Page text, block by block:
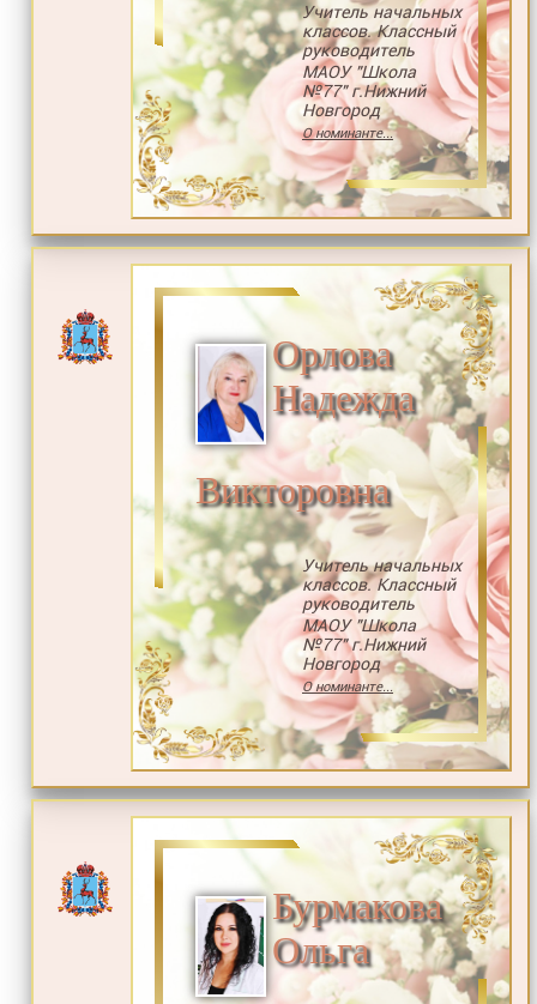
Учитель начальных
классов. Классный
руководитель
МАОУ "Школа
№77" г.Нижний
Новгород
О номинанте...
Орлова
Надежда
Викторовна
Учитель начальных
классов. Классный
руководитель
МАОУ "Школа
№77" г.Нижний
Новгород
О номинанте...
Бурмакова
Ольга